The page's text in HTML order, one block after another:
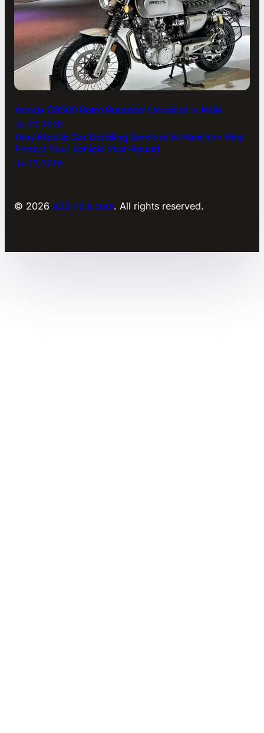
Honda CB500 Retro Roadster Unveiled in India
Jul 27, 2026
How Mobile Car Detailing Services in Hamilton Help
Protect Your Vehicle Year-Round
Jul 27, 2026
© 2026 a23india.com. All rights reserved.